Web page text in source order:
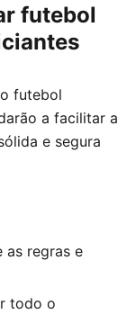
futebol
futebol
a facilitar a
e segura
as regras e
todo o